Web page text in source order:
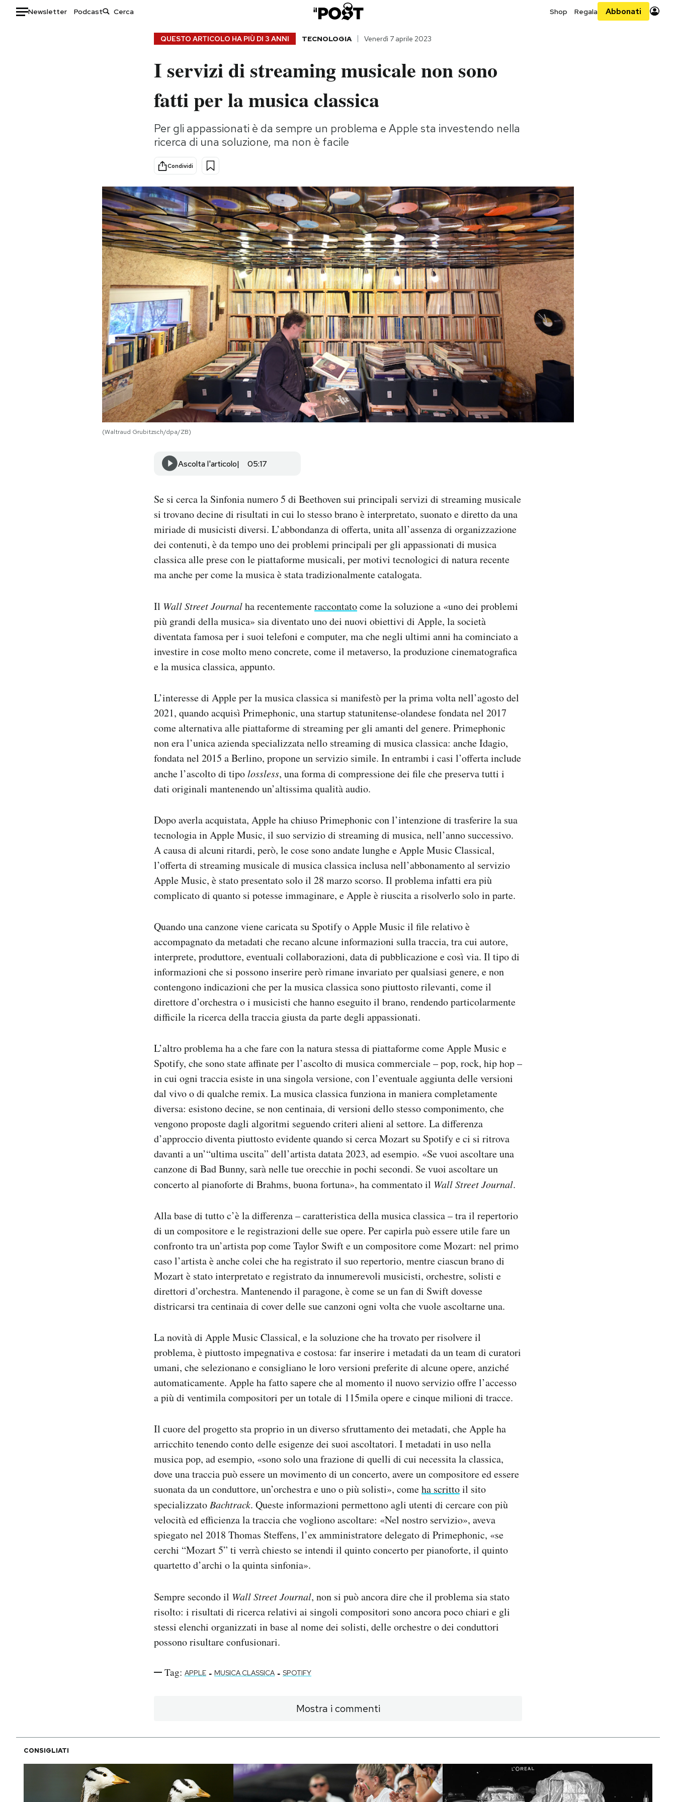
Newsletter Podcast Shop Regala Abbonati
Storie/Idee
Ok Boomer!
Altrecose
Mondiali calcio 2026
AREA PERSONALE
QUESTO ARTICOLO HA PIÙ DI 3 ANNI TECNOLOGIA Venerdì 7 aprile 2023
I servizi di streaming musicale non sono
fatti per la musica classica
Per gli appassionati è da sempre un problema e Apple sta investendo nella
ricerca di una soluzione, ma non è facile
Condividi
(Waltraud Grubitzsch/dpa/ZB)
Ascolta l'articolo 05:17
Se si cerca la Sinfonia numero 5 di Beethoven sui principali servizi di streaming musicale
si trovano decine di risultati in cui lo stesso brano è interpretato, suonato e diretto da una
miriade di musicisti diversi. L’abbondanza di offerta, unita all’assenza di organizzazione
dei contenuti, è da tempo uno dei problemi principali per gli appassionati di musica
classica alle prese con le piattaforme musicali, per motivi tecnologici di natura recente
ma anche per come la musica è stata tradizionalmente catalogata.
Il Wall Street Journalha recentementeraccontatocome la soluzione a «uno dei problemi
più grandi della musica» sia diventato uno dei nuovi obiettivi di Apple, la società
diventata famosa per i suoi telefoni e computer, ma che negli ultimi anni ha cominciato a
investire in cose molto meno concrete, come il metaverso, la produzione cinematografica
e la musica classica, appunto.
L’interesse di Apple per la musica classica si manifestò per la prima volta nell’agosto del
2021, quando acquisì Primephonic, una startup statunitense-olandese fondata nel 2017
come alternativa alle piattaforme di streaming per gli amanti del genere. Primephonic
non era l’unica azienda specializzata nello streaming di musica classica: anche Idagio,
fondata nel 2015 a Berlino, propone un servizio simile. In entrambi i casi l’offerta include
anche l’ascolto di tipolossless, una forma di compressione dei file che preserva tutti i
dati originali mantenendo un’altissima qualità audio.
Dopo averla acquistata, Apple ha chiuso Primephonic con l’intenzione di trasferire la sua
tecnologia in Apple Music, il suo servizio di streaming di musica, nell’anno successivo.
A causa di alcuni ritardi, però, le cose sono andate lunghe e Apple Music Classical,
l’offerta di streaming musicale di musica classica inclusa nell’abbonamento al servizio
Apple Music, è stato presentato solo il 28 marzo scorso. Il problema infatti era più
complicato di quanto si potesse immaginare, e Apple è riuscita a risolverlo solo in parte.
Quando una canzone viene caricata su Spotify o Apple Music il file relativo è
accompagnato da metadati che recano alcune informazioni sulla traccia, tra cui autore,
interprete, produttore, eventuali collaborazioni, data di pubblicazione e così via. Il tipo di
informazioni che si possono inserire però rimane invariato per qualsiasi genere, e non
contengono indicazioni che per la musica classica sono piuttosto rilevanti, come il
direttore d’orchestra o i musicisti che hanno eseguito il brano, rendendo particolarmente
difficile la ricerca della traccia giusta da parte degli appassionati.
L’altro problema ha a che fare con la natura stessa di piattaforme come Apple Music e
Spotify, che sono state affinate per l’ascolto di musica commerciale – pop, rock, hip hop –
in cui ogni traccia esiste in una singola versione, con l’eventuale aggiunta delle versioni
dal vivo o di qualche remix. La musica classica funziona in maniera completamente
diversa: esistono decine, se non centinaia, di versioni dello stesso componimento, che
vengono proposte dagli algoritmi seguendo criteri alieni al settore. La differenza
d’approccio diventa piuttosto evidente quando si cerca Mozart su Spotify e ci si ritrova
davanti a un’“ultima uscita” dell’artista datata 2023, ad esempio. «Se vuoi ascoltare una
canzone di Bad Bunny, sarà nelle tue orecchie in pochi secondi. Se vuoi ascoltare un
concerto al pianoforte di Brahms, buona fortuna», ha commentato il Wall Street Journal.
Alla base di tutto c’è la differenza – caratteristica della musica classica – tra il repertorio
di un compositore e le registrazioni delle sue opere. Per capirla può essere utile fare un
confronto tra un’artista pop come Taylor Swift e un compositore come Mozart: nel primo
caso l’artista è anche colei che ha registrato il suo repertorio, mentre ciascun brano di
Mozart è stato interpretato e registrato da innumerevoli musicisti, orchestre, solisti e
direttori d’orchestra. Mantenendo il paragone, è come se un fan di Swift dovesse
districarsi tra centinaia di cover delle sue canzoni ogni volta che vuole ascoltarne una.
La novità di Apple Music Classical, e la soluzione che ha trovato per risolvere il
problema, è piuttosto impegnativa e costosa: far inserire i metadati da un team di curatori
umani, che selezionano e consigliano le loro versioni preferite di alcune opere, anziché
automaticamente. Apple ha fatto sapere che al momento il nuovo servizio offre l’accesso
a più di ventimila compositori per un totale di 115mila opere e cinque milioni di tracce.
Il cuore del progetto sta proprio in un diverso sfruttamento dei metadati, che Apple ha
arricchito tenendo conto delle esigenze dei suoi ascoltatori. I metadati in uso nella
musica pop, ad esempio, «sono solo una frazione di quelli di cui necessita la classica,
dove una traccia può essere un movimento di un concerto, avere un compositore ed essere
suonata da un conduttore, un’orchestra e uno o più solisti», comeha scrittoil sito
specializzatoBachtrack. Queste informazioni permettono agli utenti di cercare con più
velocità ed efficienza la traccia che vogliono ascoltare: «Nel nostro servizio», aveva
spiegato nel 2018 Thomas Steffens, l’ex amministratore delegato di Primephonic, «se
cerchi “Mozart 5” ti verrà chiesto se intendi il quinto concerto per pianoforte, il quinto
quartetto d’archi o la quinta sinfonia».
Sempre secondo il Wall Street Journal, non si può ancora dire che il problema sia stato
risolto: i risultati di ricerca relativi ai singoli compositori sono ancora poco chiari e gli
stessi elenchi organizzati in base al nome dei solisti, delle orchestre o dei conduttori
possono risultare confusionari.
Tag: APPLE - MUSICA CLASSICA - SPOTIFY
Mostra i commenti
CONSIGLIATI